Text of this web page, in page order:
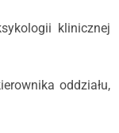
klinicznej
oddziału,